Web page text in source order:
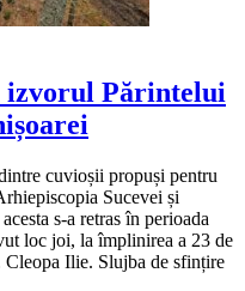
izvorul Părintelui
cuvioșii propuși pentru
Sucevei și
s-a retras în perioada
loc joi, la împlinirea a 23 de
Cleopa Ilie. Slujba de sfințire